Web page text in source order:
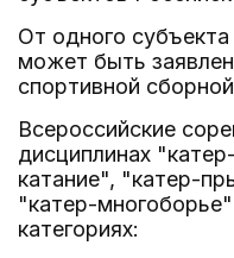
От одного
может быть
спортивной
Всероссийские
дисциплинах
катание", "катер-
"катер-
категориях: